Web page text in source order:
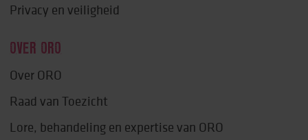
Privacy en veiligheid
OVER ORO
Over ORO
Raad van Toezicht
Lore, behandeling en expertise van ORO